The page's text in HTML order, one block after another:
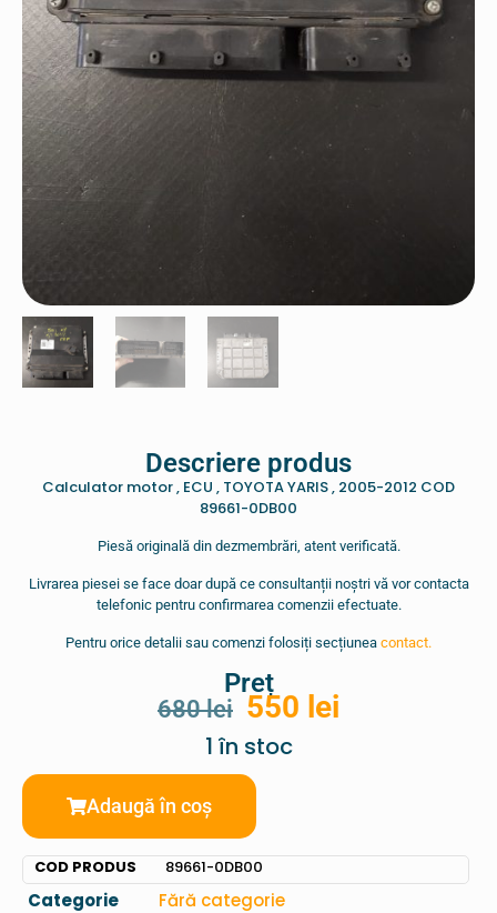
Descriere produs
Calculator motor , ECU , TOYOTA YARIS , 2005-2012 COD
89661-0DB00
Piesă originală din dezmembrări, atent verificată.
Livrarea piesei se face doar după ce consultanții noștri vă vor contacta
telefonic pentru confirmarea comenzii efectuate.
Pentru orice detalii sau comenzi folosiți secțiunea contact.
Preț
680lei 550 lei
1 în stoc
Adaugă în coș
COD PRODUS 89661-0DB00
Categorie
Fără categorie